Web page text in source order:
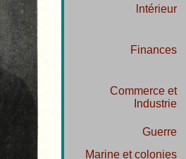
lntérieur
Finances
Commerce et
Industrie
Guerre
Marine et colonies